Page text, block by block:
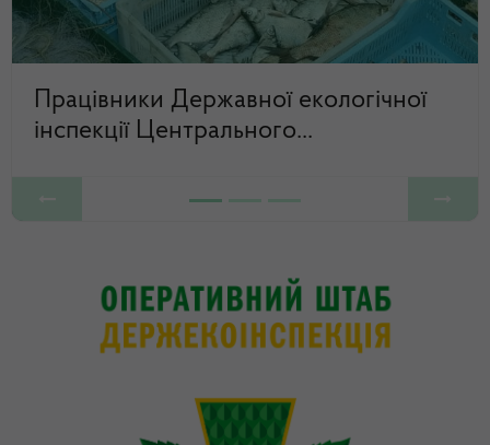
Працівники Державної екологічної
інспекції Центрального...